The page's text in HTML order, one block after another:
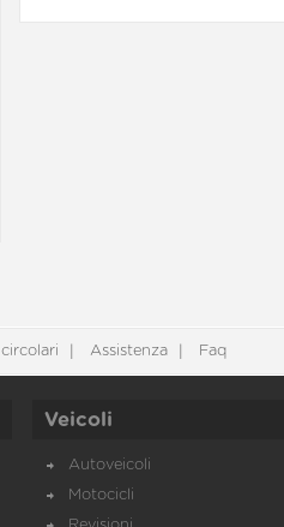
Assistenza Faq
Veicoli
Autoveicoli
Motocicli